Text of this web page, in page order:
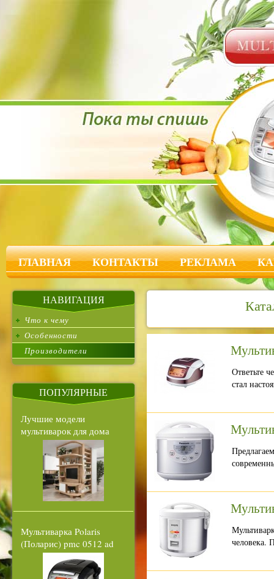
ГЛАВНАЯ КОНТАКТЫ РЕКЛАМА
Ответьте
стал
человека.
НАВИГАЦИЯ
Что к чему
Особенности
Производители
ПОПУЛЯРНЫЕ
Лучшие модели
мультиварок для дома
Мультиварка Polaris
(Поларис) pmc 0512 ad